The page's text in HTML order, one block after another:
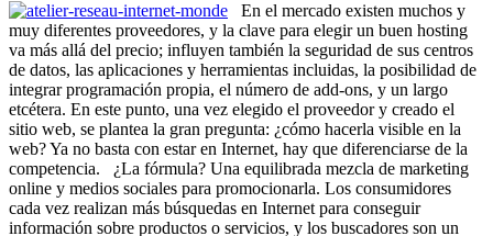
En el mercado existen muchos y
muy diferentes proveedores, y la clave para elegir un buen hosting
va más allá del precio; influyen también la seguridad de sus centros
de datos, las aplicaciones y herramientas incluidas, la posibilidad de
integrar programación propia, el número de add-ons, y un largo
etcétera. En este punto, una vez elegido el proveedor y creado el
sitio web, se plantea la gran pregunta: ¿cómo hacerla visible en la
web? Ya no basta con estar en Internet, hay que diferenciarse de la
competencia. ¿La fórmula? Una equilibrada mezcla de marketing
online y medios sociales para promocionarla. Los consumidores
cada vez realizan más búsquedas en Internet para conseguir
información sobre productos o servicios, y los buscadores son un